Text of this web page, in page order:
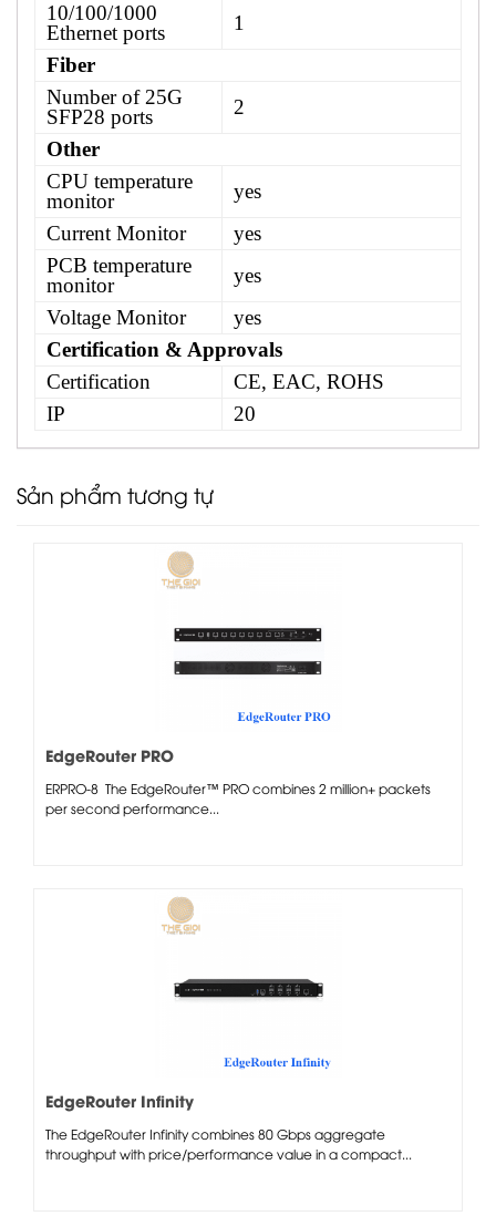
10/100/1000
Ethernet ports
1
Fiber
Number of 25G
SFP28 ports
2
Other
CPU temperature
monitor
yes
Current Monitor
yes
PCB temperature
monitor
yes
Voltage Monitor
yes
Certification & Approvals
Certification
CE, EAC, ROHS
IP
20
Sản phẩm tương tự
EdgeRouter PRO
ERPRO-8 The EdgeRouter™ PRO combines 2 million+ packets
per second performance...
EdgeRouter Infinity
The EdgeRouter Infinity combines 80 Gbps aggregate
throughput with price/performance value in a compact...